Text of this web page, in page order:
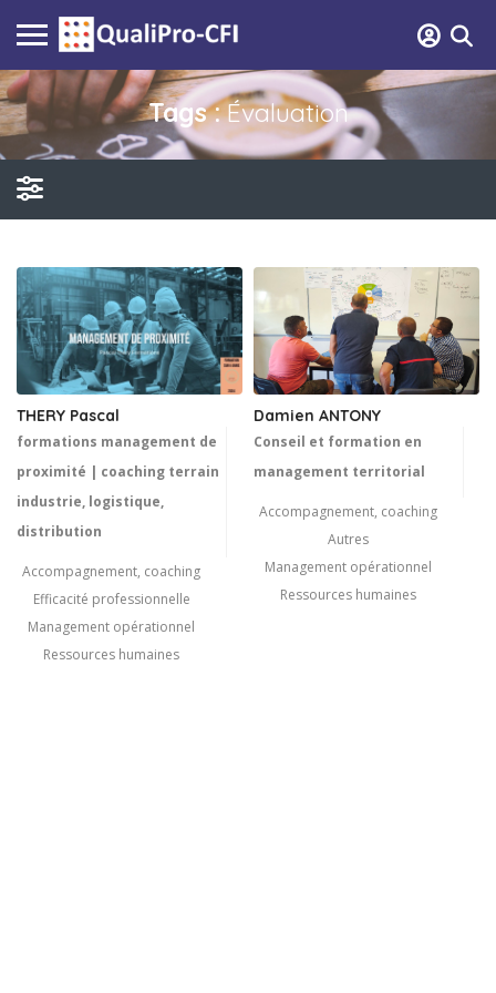
Tags :Évaluation
THERY Pascal
formations management de
proximité | coaching terrain
industrie, logistique,
distribution
Accompagnement, coaching
Efficacité professionnelle
Management opérationnel
Ressources humaines
Damien ANTONY
Conseil et formation en
management territorial
Accompagnement, coaching
Autres
Management opérationnel
Ressources humaines